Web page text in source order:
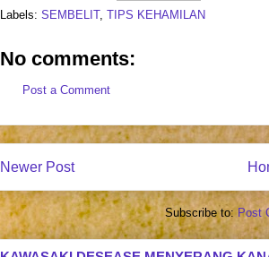
Labels: SEMBELIT, TIPS KEHAMILAN
No comments:
Post a Comment
Newer Post
Subscribe to:Post